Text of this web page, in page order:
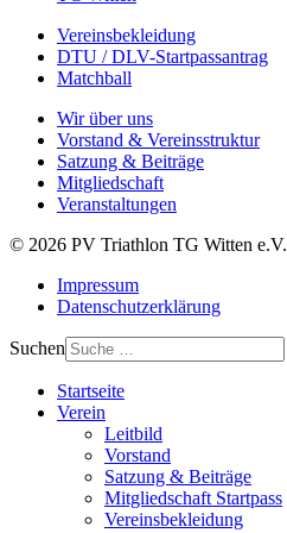
Vereinsbekleidung
DTU / DLV-Startpassantrag
Matchball
Wir über uns
Vorstand & Vereinsstruktur
Satzung & Beiträge
Mitgliedschaft
Veranstaltungen
© 2026 PV Triathlon TG Witten e.V.
Impressum
Datenschutzerklärung
Suchen
Startseite
Verein
Leitbild
Vorstand
Satzung & Beiträge
Mitgliedschaft Startpass
Vereinsbekleidung